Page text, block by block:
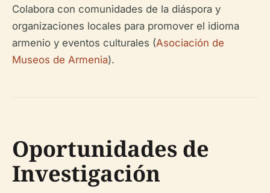
Colabora con comunidades de la diáspora y
organizaciones locales para promover el idioma
armenio y eventos culturales (Asociación de
Museos de Armenia).
Oportunidades de
Investigación